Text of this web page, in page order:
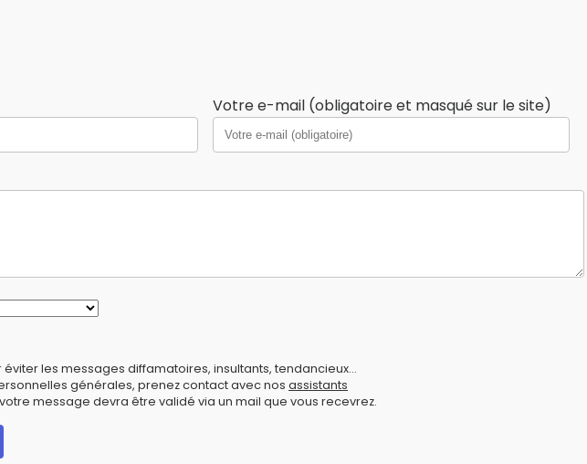
Votre e-mail (obligatoire et masqué sur le site)
les messages diffamatoires, insultants, tendancieux...
générales, prenez contact avec nos assistants
message devra être validé via un mail que vous recevrez.